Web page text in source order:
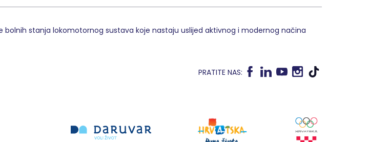
stanja lokomotornog sustava koje nastaju uslijed aktivnog i modernog načina
PRATITE NAS: